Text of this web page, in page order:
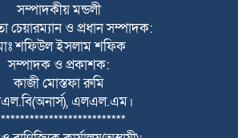
সম্পাদকীয় মন্ডলী
চেয়ারম্যান ও প্রধান সম্পাদক:
শফিউল ইসলাম শফিক
সম্পাদক ও প্রকাশক:
কাজী মোস্তফা রুমি
এলএল.এম।